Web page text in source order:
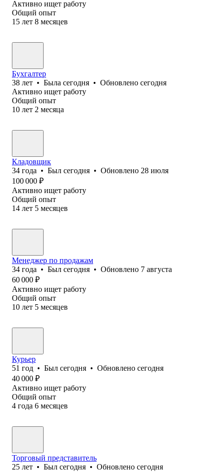
Активно ищет работу
Общий опыт
15 лет 8 месяцев
Бухгалтер
38 лет • Была сегодня • Обновлено сегодня
Активно ищет работу
Общий опыт
10 лет 2 месяца
Кладовщик
34 года • Был сегодня • Обновлено 28 июля
100 000 ₽
Активно ищет работу
Общий опыт
14 лет 5 месяцев
Менеджер по продажам
34 года • Был сегодня • Обновлено 7 августа
60 000 ₽
Активно ищет работу
Общий опыт
10 лет 5 месяцев
Курьер
51 год • Был сегодня • Обновлено сегодня
40 000 ₽
Активно ищет работу
Общий опыт
4 года 6 месяцев
Торговый представитель
25 лет • Был сегодня • Обновлено сегодня